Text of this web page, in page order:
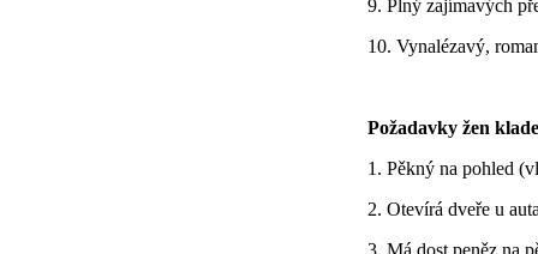
9. Plný zajímavých
10. Vynalézavý,
Požadavky žen
1. Pěkný na pohled
2. Otevírá dveře u
3. Má dost peněz na